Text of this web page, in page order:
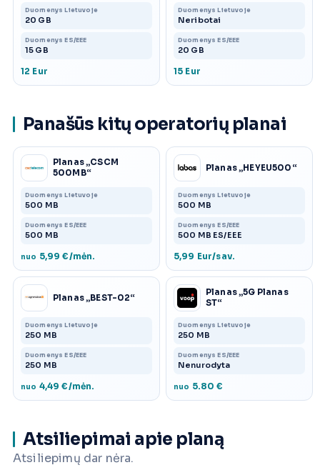
Duomenys Lietuvoje
20 GB
Duomenys ES/EEE
15 GB
12 Eur
Duomenys Lietuvoje
Neribotai
Duomenys ES/EEE
20 GB
15 Eur
Panašūs kitų operatorių planai
Planas „CSCM
500MB“
Duomenys Lietuvoje
500 MB
Duomenys ES/EEE
500 MB
nuo 5,99 €/mėn.
Planas „HEYEU500“
Duomenys Lietuvoje
500 MB
Duomenys ES/EEE
500 MB ES/EEE
5,99 Eur/sav.
Planas „BEST-02“
Duomenys Lietuvoje
250 MB
Duomenys ES/EEE
250 MB
nuo 4,49 €/mėn.
Planas „5G Planas
ST“
Duomenys Lietuvoje
250 MB
Duomenys ES/EEE
Nenurodyta
nuo 5.80 €
Atsiliepimai apie planą
Atsiliepimų dar nėra.